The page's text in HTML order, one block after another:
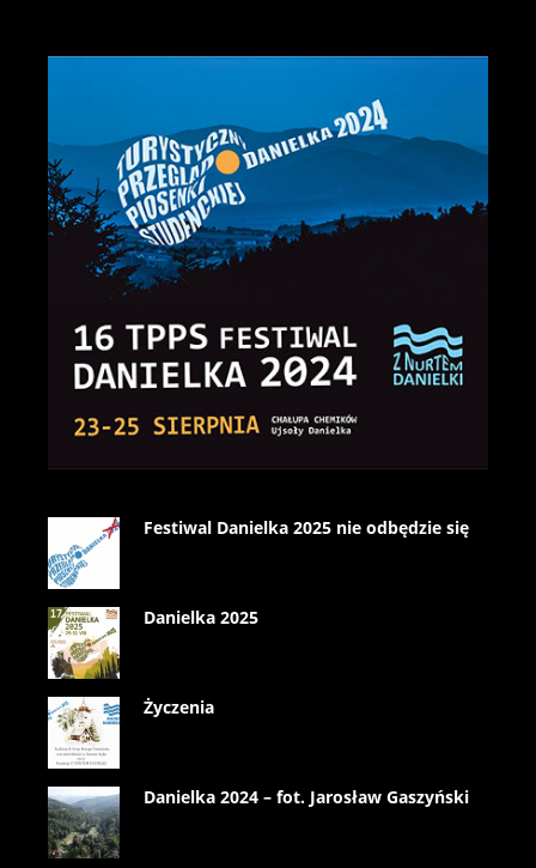
Festiwal Danielka 2025 nie odbędzie się
Danielka 2025
Życzenia
Danielka 2024 – fot. Jarosław Gaszyński